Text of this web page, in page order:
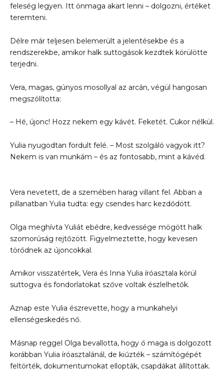
feleség legyen. Itt önmaga akart lenni – dolgozni, értéket
teremteni.
Délre már teljesen belemerült a jelentésekbe és a
rendszerekbe, amikor halk suttogások kezdtek körülötte
terjedni.
Vera, magas, gúnyos mosollyal az arcán, végül hangosan
megszólította:
– Hé, újonc! Hozz nekem egy kávét. Feketét. Cukor nélkül.
Yulia nyugodtan fordult felé. – Most szolgáló vagyok itt?
Nekem is van munkám – és az fontosabb, mint a kávéd.
Vera nevetett, de a szemében harag villant fel. Abban a
pillanatban Yulia tudta: egy csendes harc kezdődött.
Olga meghívta Yuliát ebédre, kedvessége mögött halk
szomorúság rejtőzött. Figyelmeztette, hogy kevesen
törődnek az újoncokkal.
Amikor visszatértek, Vera és Inna Yulia íróasztala körül
suttogva és fondorlatokat szőve voltak észlelhetők.
Aznap este Yulia észrevette, hogy a munkahelyi
ellenségeskedés nő.
Másnap reggel Olga bevallotta, hogy ő maga is dolgozott
korábban Yulia íróasztalánál, de kiűzték – számítógépét
feltörték, dokumentumokat ellopták, csapdákat állítottak.